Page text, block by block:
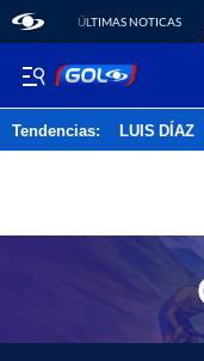
ÚLTIMAS NOTICAS
Tendencias: LUIS DÍAZ